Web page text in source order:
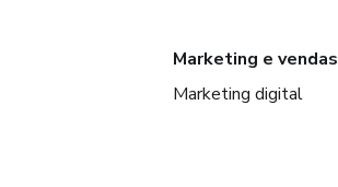
Marketing e vendas
Marketing digital